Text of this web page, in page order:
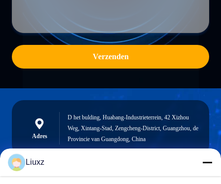
Verzenden
Adres
D het bulding, Huabang-Industrieterrein, 42 Xizhou
Weg, Xintang-Stad, Zengcheng-District, Guangzhou, de
Provincie van Guangdong, China
Liuxz